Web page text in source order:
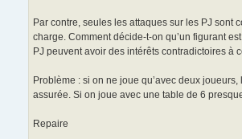
Par contre, seules les attaques sur les PJ sont
charge. Comment décide-t-on qu’un figurant
PJ peuvent avoir des intérêts contradictoires à
Problème : si on ne joue qu’avec deux joueurs,
assurée. Si on joue avec une table de 6
Repaire